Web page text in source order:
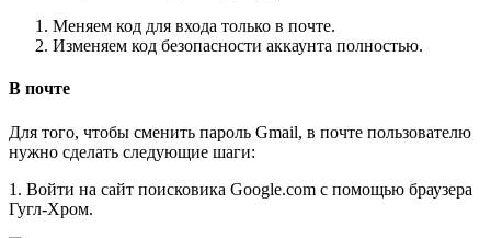
Меняем код для входа только в почте.
Изменяем код безопасности аккаунта полностью.
В почте
Для того, чтобы сменить пароль Gmail, в почте пользователю
нужно сделать следующие шаги:
1. Войти на сайт поисковика Google.com с помощью браузера
Гугл-Хром.